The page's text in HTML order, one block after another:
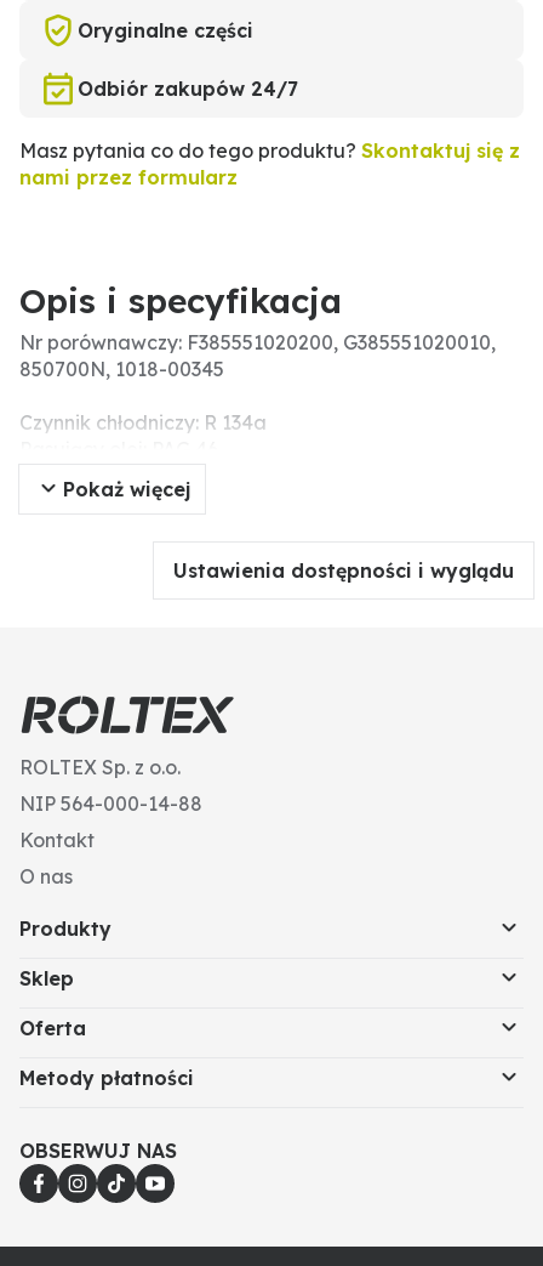
Oryginalne części
Odbiór zakupów 24/7
Masz pytania co do tego produktu? Skontaktuj się z
nami przez formularz
Opis i specyfikacja
Nr porównawczy: F385551020200, G385551020010,
850700N, 1018-00345
Czynnik chłodniczy: R 134a
Liczba rowków: 1
Napięcie nominalne (V): 12
Ø koła pasowego (mm): 137
Pokaż więcej
Ustawienia dostępności i wyglądu
ROLTEX Sp. z o.o.
NIP 564-000-14-88
Kontakt
O nas
Produkty
Sklep
Oferta
Metody płatności
OBSERWUJ NAS